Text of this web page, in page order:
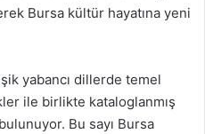
Bursa kültür hayatına yeni
yabancı dillerde temel
ile birlikte kataloglanmış
Bu sayı Bursa